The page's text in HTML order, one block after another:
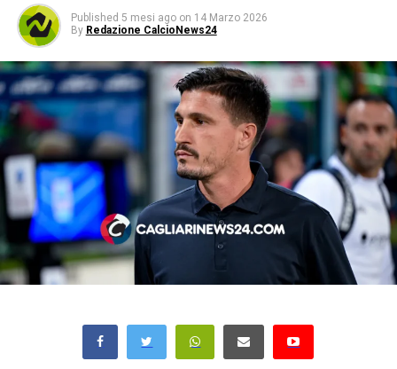
Published 5 mesi ago on 14 Marzo 2026
By Redazione CalcioNews24